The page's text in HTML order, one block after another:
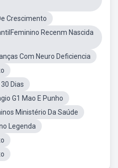
Crescimento
Recenm Nascida
Com Neuro Deficiencia
Dias
G1 Mao E Punho
Ministério Da Saúde
Legenda